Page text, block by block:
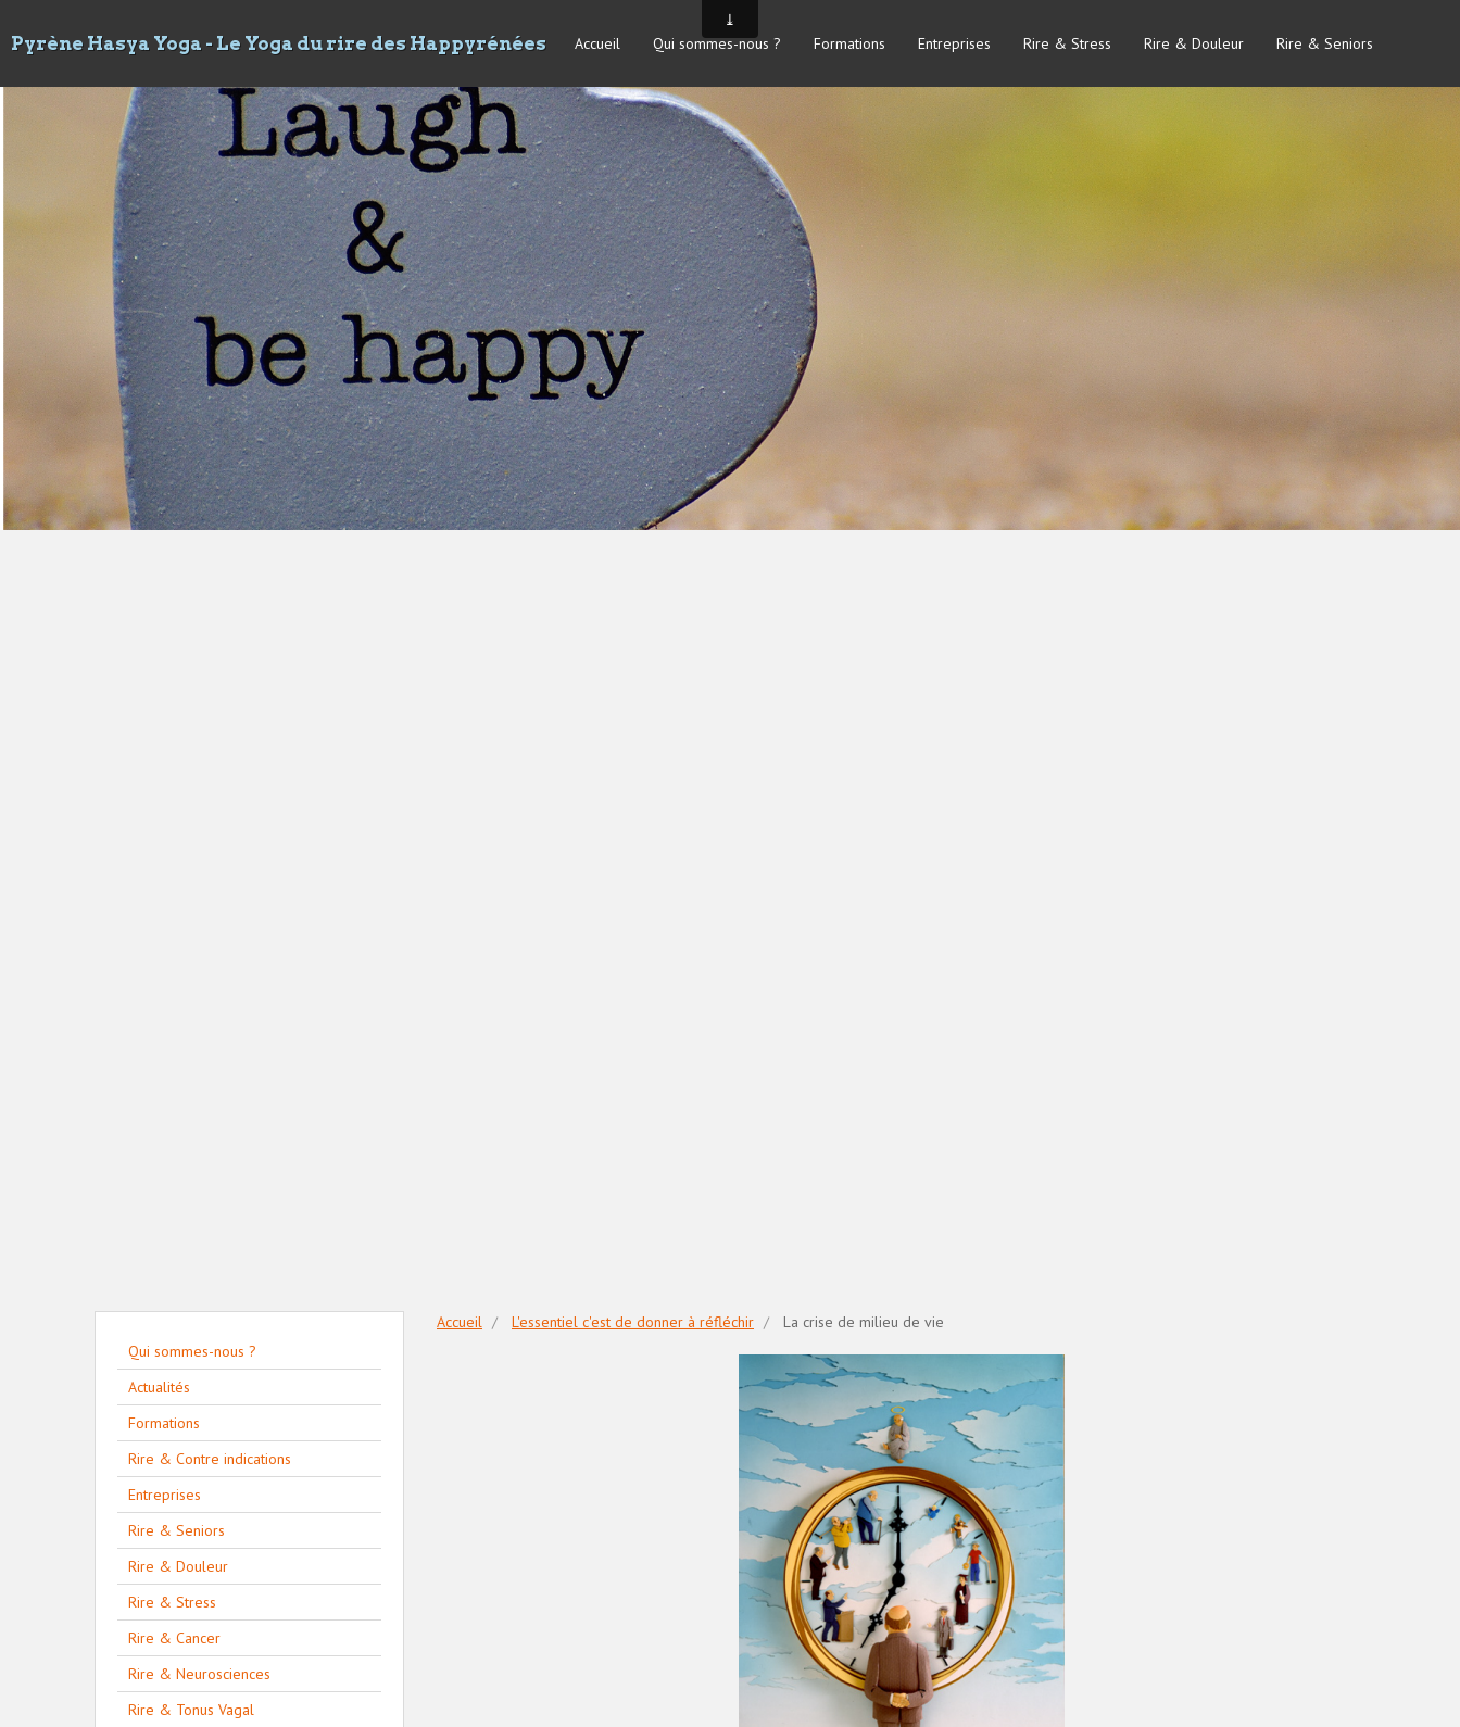
Pyrène Hasya Yoga - Le Yoga du rire des Happyrénées Accueil Qui sommes-nous ? Formations Entreprises Rire & Stress Rire & Douleur Rire & Seniors
Accueil L'essentiel c'est de donner à réfléchir La crise de milieu de vie
Qui sommes-nous ?
Actualités
Formations
Rire & Contre indications
Entreprises
Rire & Seniors
Rire & Douleur
Rire & Stress
Rire & Cancer
Rire & Neurosciences
Rire & Tonus Vagal